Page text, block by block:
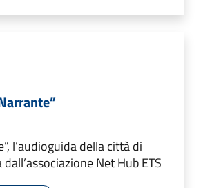
l’audioguida della città di
Net Hub ETS